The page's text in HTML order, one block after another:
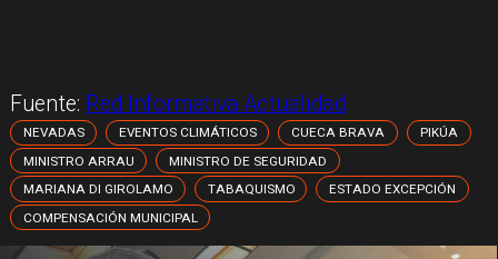
Fuente: Red Informativa Actualidad
NEVADAS EVENTOS CLIMÁTICOS CUECA BRAVA
PIKÚA
MINISTRO ARRAU
MINISTRO DE SEGURIDAD
MARIANA DI GIROLAMO
TABAQUISMO
ESTADO EXCEPCIÓN
COMPENSACIÓN MUNICIPAL